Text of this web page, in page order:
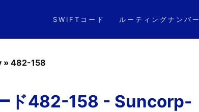
SWIFTコード ルーティングナンバー
» 482-158
ド482-158 - Suncorp-